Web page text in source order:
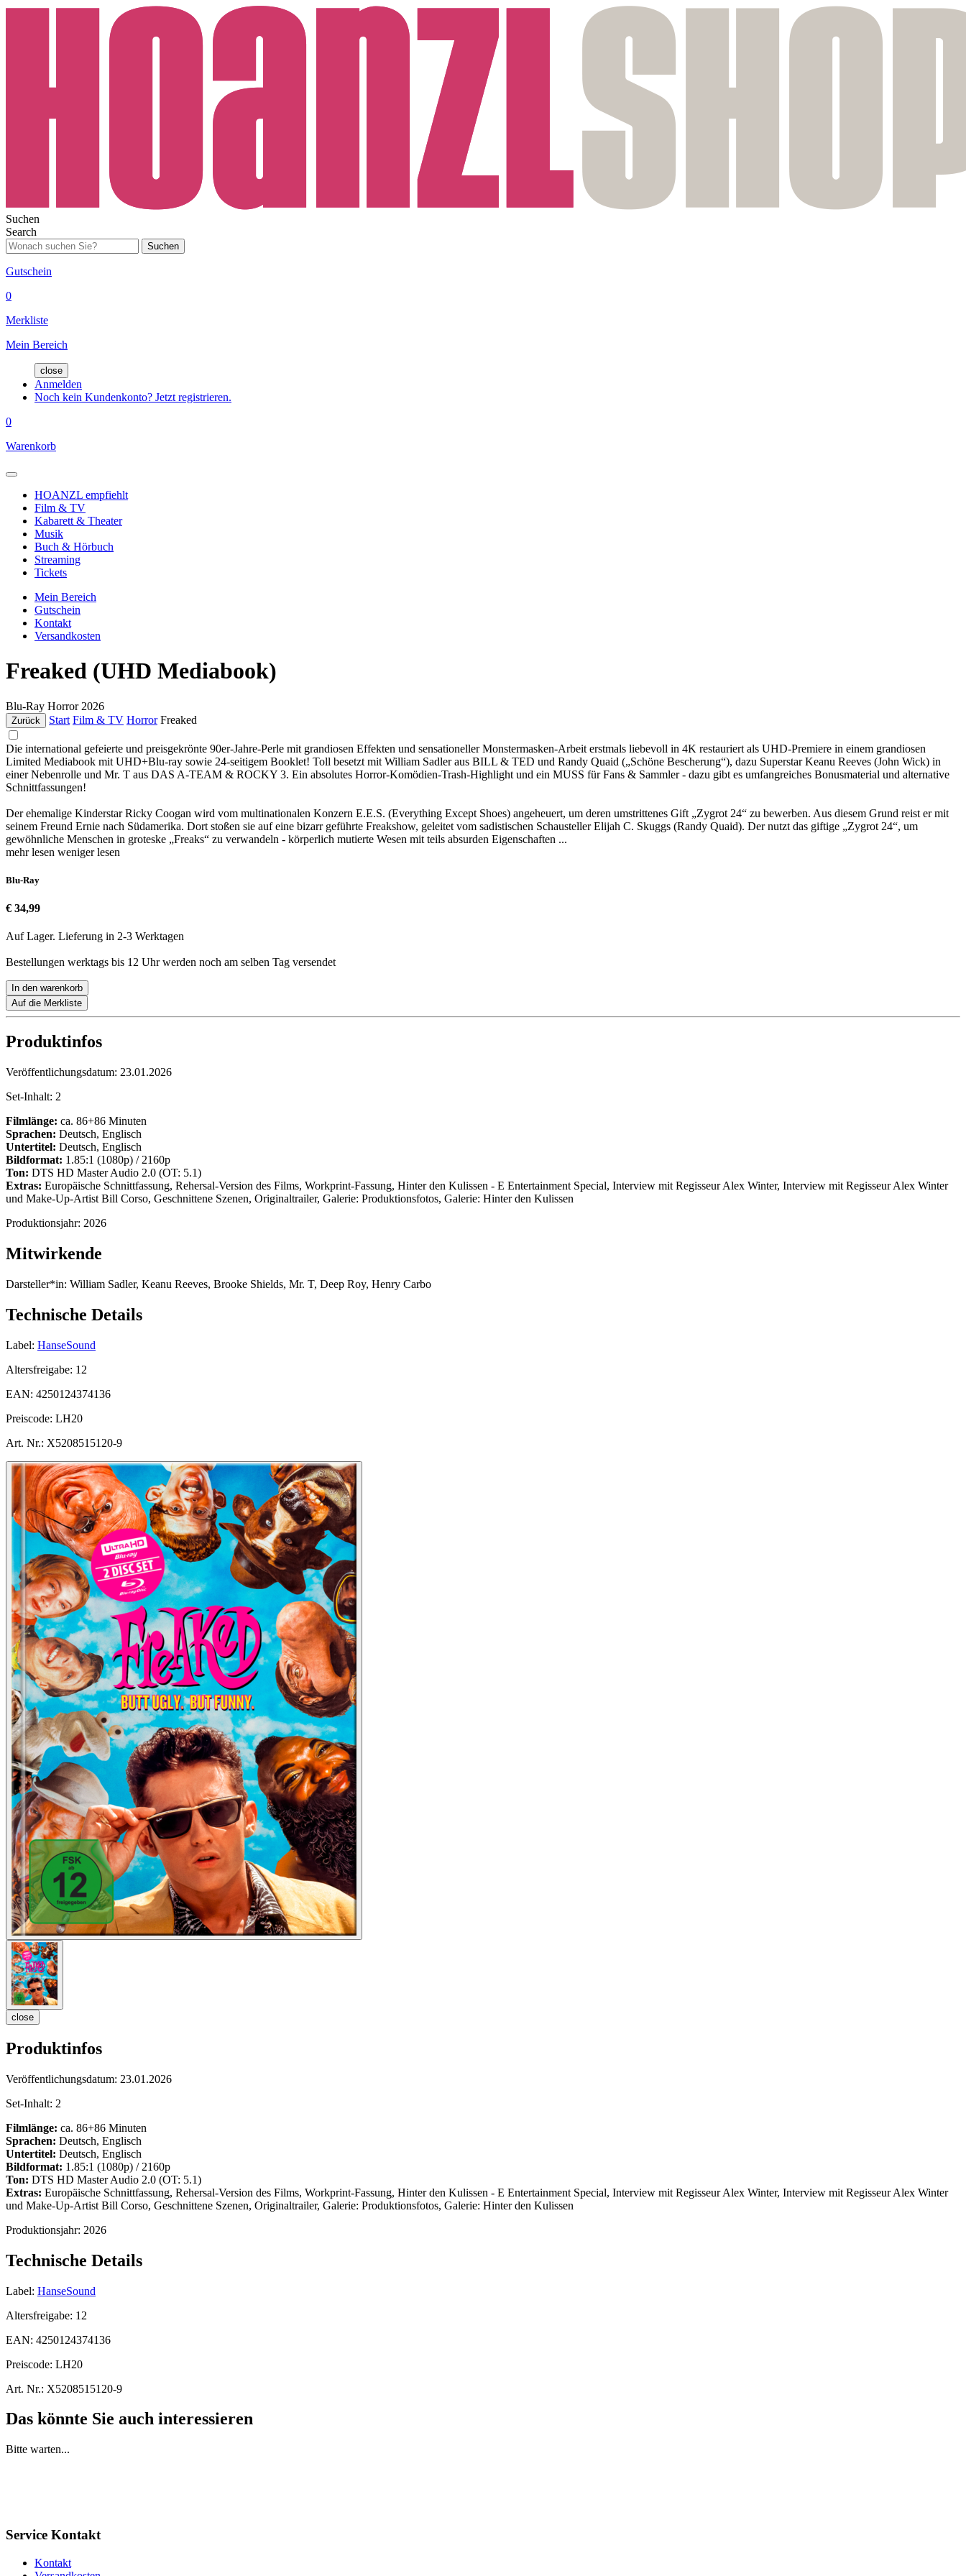
Suchen
Search
Suchen
Gutschein
0
Merkliste
Mein Bereich
close
Anmelden
Noch kein Kundenkonto? Jetzt registrieren.
0
Warenkorb
HOANZL empfiehlt
Film & TV
Kabarett & Theater
Musik
Buch & Hörbuch
Streaming
Tickets
Mein Bereich
Gutschein
Kontakt
Versandkosten
Freaked (UHD Mediabook)
Blu-Ray Horror 2026
Zurück Start Film & TV Horror Freaked
Die international gefeierte und preisgekrönte 90er-Jahre-Perle mit grandiosen Effekten und sensationeller Monstermasken-Arbeit erstmals liebevoll in 4K restauriert als UHD-Premiere in einem grandiosen
Limited Mediabook mit UHD+Blu-ray sowie 24-seitigem Booklet! Toll besetzt mit William Sadler aus BILL & TED und Randy Quaid („Schöne Bescherung“), dazu Superstar Keanu Reeves (John Wick) in
einer Nebenrolle und Mr. T aus DAS A-TEAM & ROCKY 3. Ein absolutes Horror-Komödien-Trash-Highlight und ein MUSS für Fans & Sammler - dazu gibt es umfangreiches Bonusmaterial und alternative
Schnittfassungen!
Der ehemalige Kinderstar Ricky Coogan wird vom multinationalen Konzern E.E.S. (Everything Except Shoes) angeheuert, um deren umstrittenes Gift „Zygrot 24“ zu bewerben. Aus diesem Grund reist er mit
seinem Freund Ernie nach Südamerika. Dort stoßen sie auf eine bizarr geführte Freakshow, geleitet vom sadistischen Schausteller Elijah C. Skuggs (Randy Quaid). Der nutzt das giftige „Zygrot 24“, um
gewöhnliche Menschen in groteske „Freaks“ zu verwandeln - körperlich mutierte Wesen mit teils absurden Eigenschaften ...
mehr lesen weniger lesen
Blu-Ray
€ 34,99
Auf Lager. Lieferung in 2-3 Werktagen
Bestellungen werktags bis 12 Uhr werden noch am selben Tag versendet
In den warenkorb
Auf die Merkliste
Produktinfos
Veröffentlichungsdatum: 23.01.2026
Set-Inhalt: 2
Filmlänge: ca. 86+86 Minuten
Sprachen: Deutsch, Englisch
Untertitel: Deutsch, Englisch
Bildformat: 1.85:1 (1080p) / 2160p
Ton: DTS HD Master Audio 2.0 (OT: 5.1)
Extras: Europäische Schnittfassung, Rehersal-Version des Films, Workprint-Fassung, Hinter den Kulissen - E Entertainment Special, Interview mit Regisseur Alex Winter, Interview mit Regisseur Alex Winter
und Make-Up-Artist Bill Corso, Geschnittene Szenen, Originaltrailer, Galerie: Produktionsfotos, Galerie: Hinter den Kulissen
Produktionsjahr: 2026
Mitwirkende
Darsteller*in: William Sadler, Keanu Reeves, Brooke Shields, Mr. T, Deep Roy, Henry Carbo
Technische Details
Label: HanseSound
Altersfreigabe: 12
EAN: 4250124374136
Preiscode: LH20
Art. Nr.: X5208515120-9
close
Produktinfos
Veröffentlichungsdatum: 23.01.2026
Set-Inhalt: 2
Filmlänge: ca. 86+86 Minuten
Sprachen: Deutsch, Englisch
Untertitel: Deutsch, Englisch
Bildformat: 1.85:1 (1080p) / 2160p
Ton: DTS HD Master Audio 2.0 (OT: 5.1)
Extras: Europäische Schnittfassung, Rehersal-Version des Films, Workprint-Fassung, Hinter den Kulissen - E Entertainment Special, Interview mit Regisseur Alex Winter, Interview mit Regisseur Alex Winter
und Make-Up-Artist Bill Corso, Geschnittene Szenen, Originaltrailer, Galerie: Produktionsfotos, Galerie: Hinter den Kulissen
Produktionsjahr: 2026
Technische Details
Label: HanseSound
Altersfreigabe: 12
EAN: 4250124374136
Preiscode: LH20
Art. Nr.: X5208515120-9
Das könnte Sie auch interessieren
Bitte warten...
Service Kontakt
Kontakt